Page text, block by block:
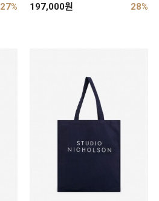
27% 197,000원 28%